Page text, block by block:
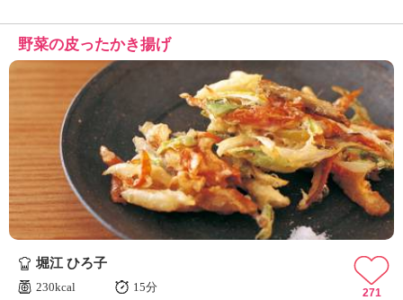
野菜の皮ったかき揚げ
堀江 ひろ子
230kcal
15分
271